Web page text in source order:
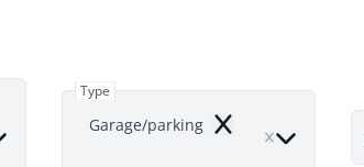
Type
Garage/parking Remove